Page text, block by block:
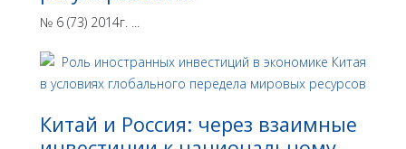
№ 6 (73) 2014г. ...
Китай и Россия: через взаимные